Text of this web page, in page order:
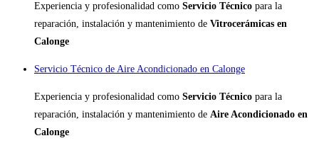
Experiencia y profesionalidad como Servicio Técnico para la
reparación, instalación y mantenimiento de Vitrocerámicas en
Calonge
Servicio Técnico de Aire Acondicionado en Calonge
Experiencia y profesionalidad como Servicio Técnico para la
reparación, instalación y mantenimiento de Aire Acondicionado en
Calonge